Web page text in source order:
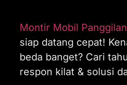
Montir Mobil
siap datang cepat!
beda banget? Cari
respon kilat & solusi